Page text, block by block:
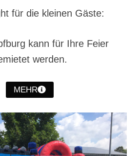
2023
2021
2018
2017
für die kleinen Gäste:
kann für Ihre Feier
werden.
MEHR